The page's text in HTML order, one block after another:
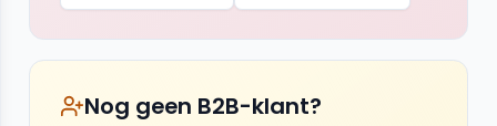
Nog geen B2B-klant?